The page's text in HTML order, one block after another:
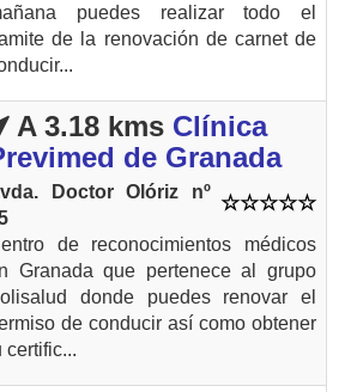
puedes realizar todo el
de la renovación de carnet de
A 3.18 kms Clínica
de Granada
Doctor Olóriz nº
de reconocimientos médicos
Granada que pertenece al grupo
donde puedes renovar el
de conducir así como obtener
certific...